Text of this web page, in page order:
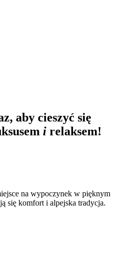
aby cieszyć się
i relaksem!
na wypoczynek w pięknym
się komfort i alpejska tradycja.